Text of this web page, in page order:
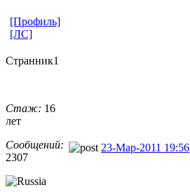
[Профиль]
[ЛС]
Странник1
Стаж: 16
лет
Сообщений:
2307
23-Мар-2011 19:56